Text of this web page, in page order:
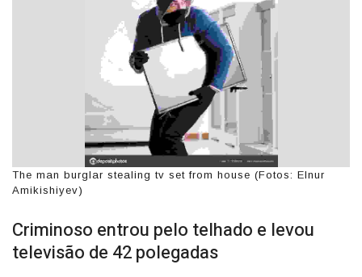
The man burglar stealing tv set from house (Fotos: Elnur
Amikishiyev)
Criminoso entrou pelo telhado e levou
televisão de 42 polegadas